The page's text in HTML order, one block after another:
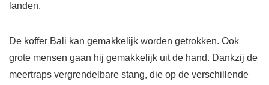
landen.
De koffer Bali kan gemakkelijk worden getrokken. Ook
grote mensen gaan hij gemakkelijk uit de hand. Dankzij de
meertraps vergrendelbare stang, die op de verschillende